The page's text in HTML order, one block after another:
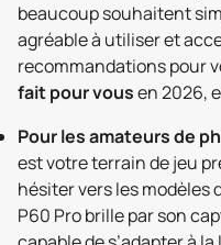
beaucoup souhaitent
agréable à utiliser et
recommandations pour
fait pour vousen 2026,
Pour les amateurs de
est votre terrain de jeu
hésiter vers les modèles
P60 Pro brille par son